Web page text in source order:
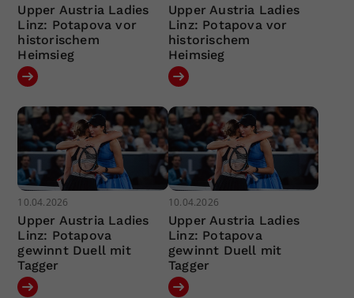
Upper Austria Ladies
Linz: Potapova vor
historischem
Heimsieg
Upper Austria Ladies
Linz: Potapova vor
historischem
Heimsieg
10.04.2026
Upper Austria Ladies
Linz: Potapova
gewinnt Duell mit
Tagger
10.04.2026
Upper Austria Ladies
Linz: Potapova
gewinnt Duell mit
Tagger